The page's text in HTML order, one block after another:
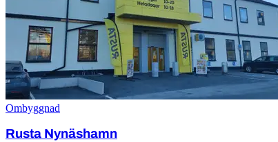
Ombyggnad
Rusta Nynäshamn